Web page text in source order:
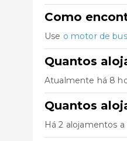
Como
Use o motor de
Quantos
Atualmente há 8
Quantos
Há 2 alojamentos